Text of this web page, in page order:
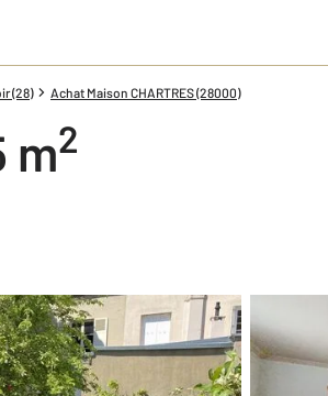
(28) Achat Maison CHARTRES (28000)
m2